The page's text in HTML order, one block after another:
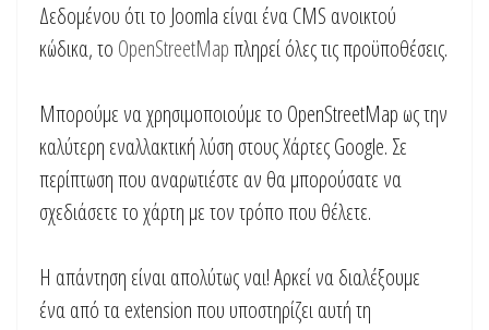
Δεδομένου ότι το Joomla είναι ένα CMS ανοικτού
κώδικα, το OpenStreetMapπληρεί όλες τις προϋποθέσεις.
Μπορούμε να χρησιμοποιούμε το OpenStreetMap ως την
καλύτερη εναλλακτική λύση στους Χάρτες Google. Σε
περίπτωση που αναρωτιέστε αν θα μπορούσατε να
σχεδιάσετε το χάρτη με τον τρόπο που θέλετε.
Η απάντηση είναι απολύτως ναι! Αρκεί να διαλέξουμε
ένα από τα extension που υποστηρίζει αυτή τη